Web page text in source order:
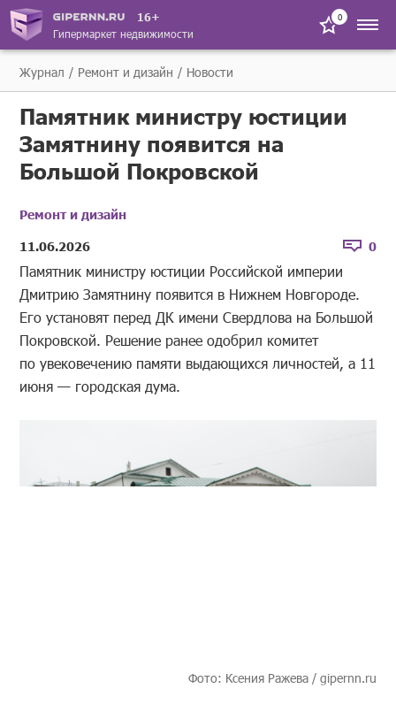
16+
Гипермаркет недвижимости
0
Журнал Ремонт и дизайн Новости
Памятник министру юстиции
Замятнину появится на
Большой Покровской
Ремонт и дизайн
11.06.2026
0
Памятник министру юстиции Российской империи
Дмитрию Замятнину появится в Нижнем Новгороде.
Его установят перед ДК имени Свердлова на Большой
Покровской. Решение ранее одобрил комитет
по увековечению памяти выдающихся личностей, а 11
июня — городская дума.
Фото: Ксения Ражева / gipernn.ru